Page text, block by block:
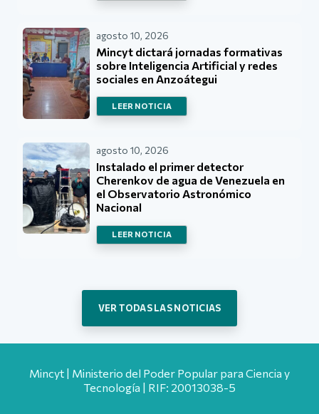
agosto 10, 2026
Mincyt dictará jornadas formativas
sobre Inteligencia Artificial y redes
sociales en Anzoátegui
LEER NOTICIA
agosto 10, 2026
Instalado el primer detector
Cherenkov de agua de Venezuela en
el Observatorio Astronómico
Nacional
LEER NOTICIA
VER TODAS LAS NOTICIAS
Mincyt | Ministerio del Poder Popular para Ciencia y
Tecnología | RIF: 20013038-5